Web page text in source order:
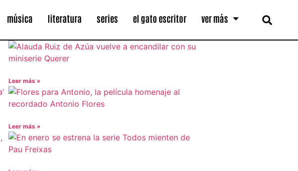
música literatura series el gato escritor ver más
Leer más »
Leer más »